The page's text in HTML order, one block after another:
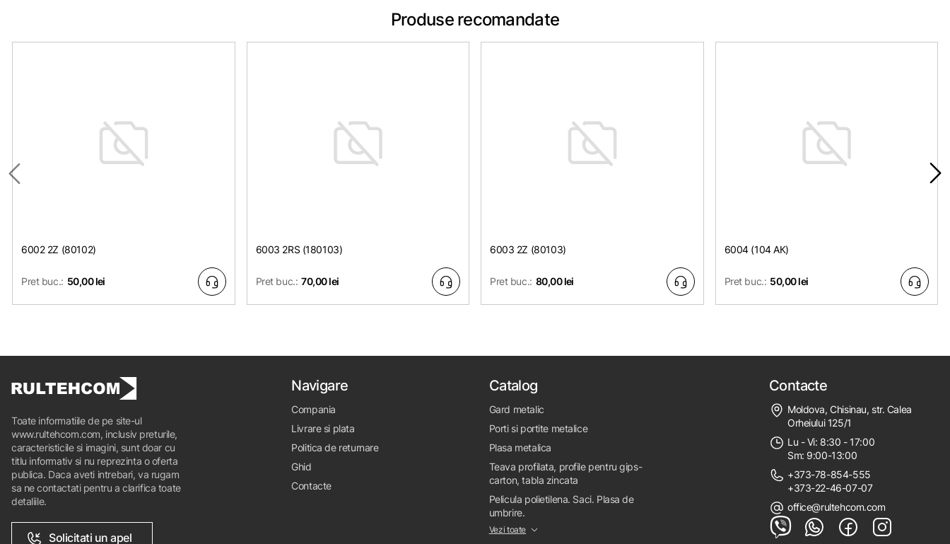
Produse recomandate
6002 2Z (80102)
Pret buc.: 50,00 lei
6003 2RS (180103)
Pret buc.: 70,00 lei
6003 2Z (80103)
Pret buc.: 80,00 lei
6004 (104 АК)
Pret buc.: 50,00 lei
Toate informatiile de pe site-ul
www.rultehcom.com, inclusiv preturile,
caracteristicile si imagini, sunt doar cu
titlu informativ si nu reprezinta o oferta
publica. Daca aveti intrebari, va rugam
sa ne contactati pentru a clarifica toate
detaliile.
Solicitati un apel
Navigare
Compania
Livrare si plata
Politica de returnare
Ghid
Contacte
Catalog
Gard metalic
Porti si portite metalice
Plasa metalica
Teava profilata, profile pentru gips-
carton, tabla zincata
Pelicula polietilena. Saci. Plasa de
umbrire.
Vezi toate
Contacte
Moldova, Chisinau, str. Calea
Orheiului 125/1
Lu - Vi: 8:30 - 17:00
Sm: 9:00-13:00
+373-78-854-555
+373-22-46-07-07
office@rultehcom.com